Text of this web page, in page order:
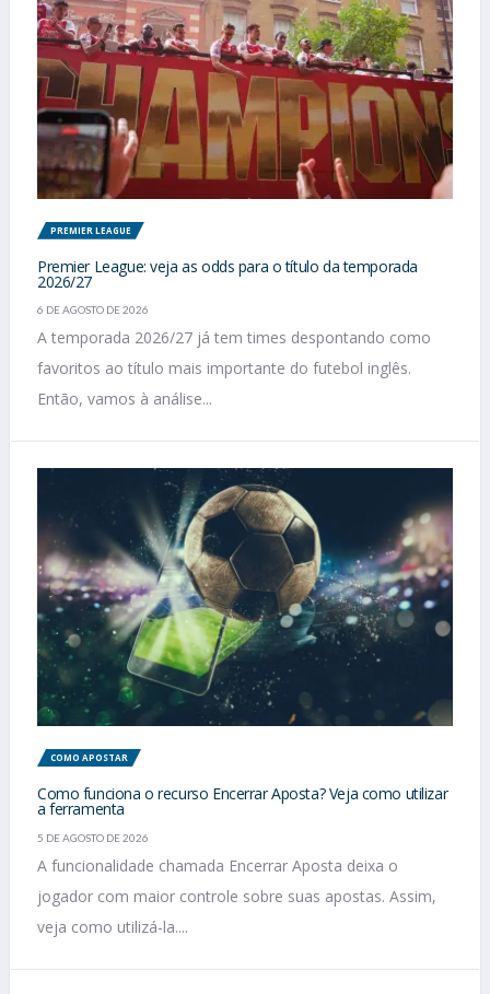
PREMIER LEAGUE
Premier League: veja as odds para o título da temporada
2026/27
6 DE AGOSTO DE 2026
A temporada 2026/27 já tem times despontando como
favoritos ao título mais importante do futebol inglês.
Então, vamos à análise...
COMO APOSTAR
Como funciona o recurso Encerrar Aposta? Veja como utilizar
a ferramenta
5 DE AGOSTO DE 2026
A funcionalidade chamada Encerrar Aposta deixa o
jogador com maior controle sobre suas apostas. Assim,
veja como utilizá-la....